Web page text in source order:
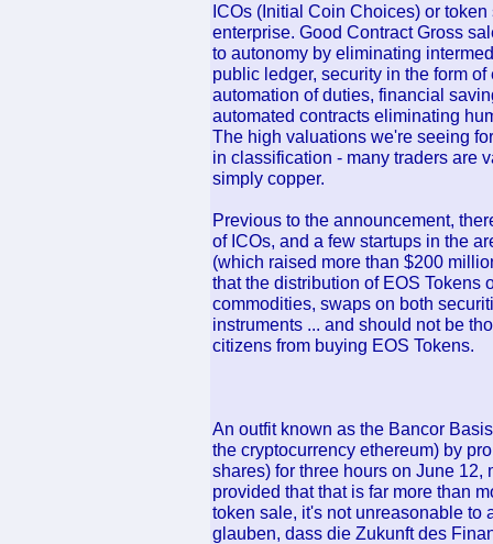
ICOs (Initial Coin Choices) or
enterprise. Good Contract Gross
to autonomy by eliminating
public ledger, security in the form
automation of duties, financial
automated contracts eliminating
The high valuations we're seeing
in classification - many traders are
simply copper.
Previous to the announcement,
of ICOs, and a few startups in the
(which raised more than $200
that the distribution of EOS Tokens
commodities, swaps on both
instruments ... and should not be
citizens from buying EOS Tokens.
An outfit known as the Bancor
the cryptocurrency ethereum) by
shares) for three hours on June
provided that that is far more than
token sale, it's not unreasonable to
glauben, dass die Zukunft des